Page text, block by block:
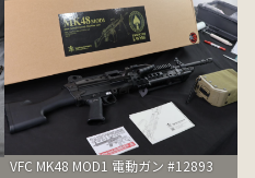
VFC MK48 MOD1 電動ガン #12893